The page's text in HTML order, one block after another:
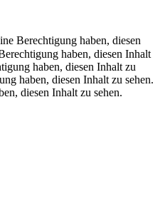
Berechtigung haben, diesen
haben, diesen Inhalt
haben, diesen Inhalt zu
haben, diesen Inhalt zu sehen.
diesen Inhalt zu sehen.